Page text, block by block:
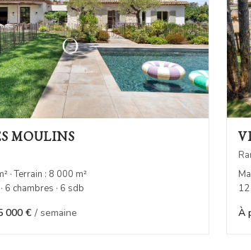
MOULINS
· Terrain : 8 000 m²
6 chambres · 6 sdb
000 € / semaine À